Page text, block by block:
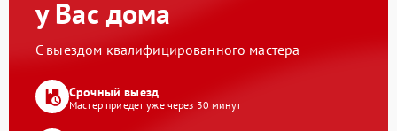
у Вас дома
С выездом квалифицированного мастера
Срочный выезд
Мастер приедет уже через 30 минут